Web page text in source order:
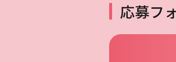
応募フ